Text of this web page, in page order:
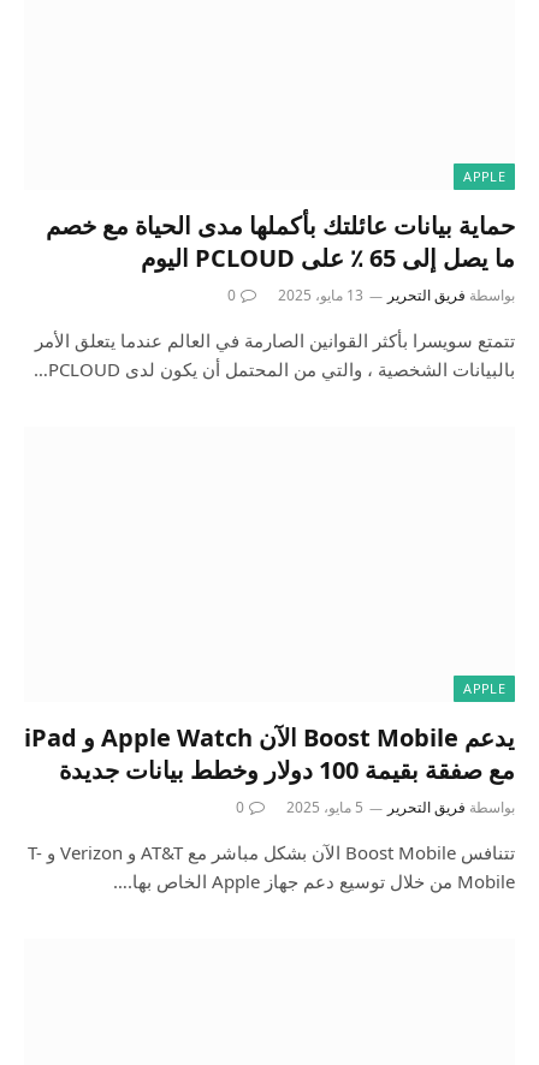
APPLE
حماية بيانات عائلتك بأكملها مدى الحياة مع خصم
ما يصل إلى 65 ٪ على PCLOUD اليوم
بواسطة فريق التحرير 13 مايو، 2025 0
تتمتع سويسرا بأكثر القوانين الصارمة في العالم عندما يتعلق الأمر
بالبيانات الشخصية ، والتي من المحتمل أن يكون لدى PCLOUD…
APPLE
يدعم Boost Mobile الآن Apple Watch و iPad
مع صفقة بقيمة 100 دولار وخطط بيانات جديدة
بواسطة فريق التحرير 5 مايو، 2025 0
تتنافس Boost Mobile الآن بشكل مباشر مع AT&T و Verizon و T-
Mobile من خلال توسيع دعم جهاز Apple الخاص بها.…